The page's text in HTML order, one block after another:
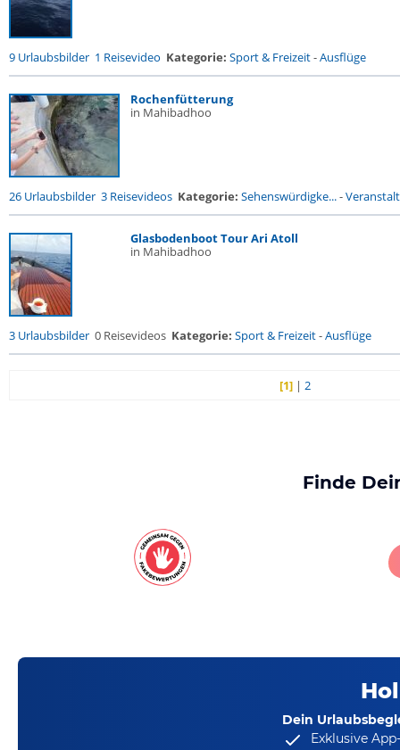
9 Urlaubsbilder 1 Reisevideo Kategorie: Sport & Freizeit-Ausflüge
Rochenfütterung
in Mahibadhoo
26 Urlaubsbilder 3 Reisevideos Kategorie: Sehenswürdigke...-
Glasbodenboot Tour Ari Atoll
in Mahibadhoo
3 Urlaubsbilder 0 Reisevideos Kategorie: Sport & Freizeit-Ausflüge
[1] |2
Finde
Dein
Exklusive